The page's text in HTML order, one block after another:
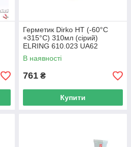
Герметик Dirko HT (-60°C
+315°C) 310мл (сірий)
ELRING 610.023 UA62
В наявності
761 ₴
Купити